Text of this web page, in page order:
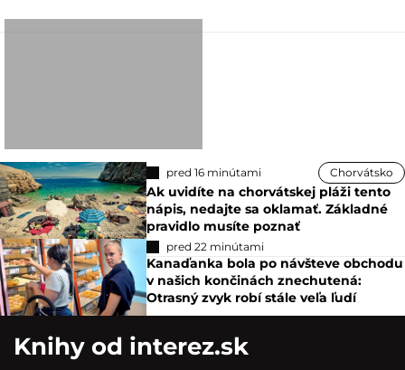
pred 16 minútami Chorvátsko
Ak uvidíte na chorvátskej pláži tento
nápis, nedajte sa oklamať. Základné
pravidlo musíte poznať
pred 22 minútami
Kanaďanka bola po návšteve obchodu
v našich končinách znechutená:
Otrasný zvyk robí stále veľa ľudí
Knihy od interez.sk